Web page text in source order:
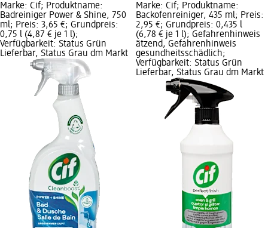
Marke: Cif; Produktname:
Badreiniger Power & Shine, 750
ml; Preis: 3,65 €; Grundpreis:
0,75 l (4,87 € je 1 l);
Verfügbarkeit: Status Grün
Lieferbar, Status Grau dm Markt
Marke: Cif; Produktname:
Backofenreiniger, 435 ml; Preis:
2,95 €; Grundpreis: 0,435 l
(6,78 € je 1 l); Gefahrenhinweis
ätzend, Gefahrenhinweis
gesundheitsschädlich;
Verfügbarkeit: Status Grün
Lieferbar, Status Grau dm Markt